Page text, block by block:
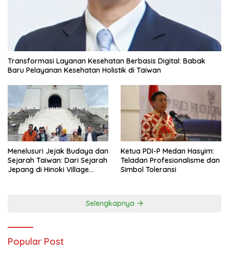
Transformasi Layanan Kesehatan Berbasis Digital: Babak
Baru Pelayanan Kesehatan Holistik di Taiwan
Menelusuri Jejak Budaya dan
Sejarah Taiwan: Dari Sejarah
Jepang di Hinoki Village
Ketua PDI-P Medan Hasyim:
Teladan Profesionalisme dan
Simbol Toleransi
Selengkapnya
Popular Post